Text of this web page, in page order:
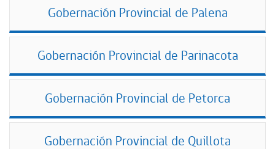
Gobernación Provincial de Palena
Gobernación Provincial de Parinacota
Gobernación Provincial de Petorca
Gobernación Provincial de Quillota